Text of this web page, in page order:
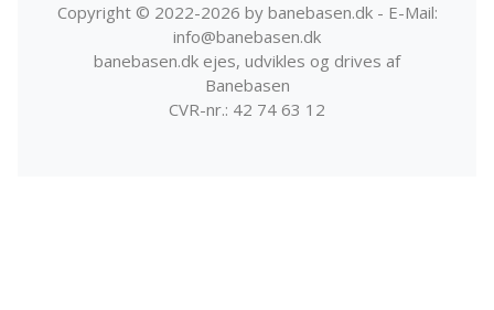
Copyright © 2022-2026 by banebasen.dk - E-Mail:
info@banebasen.dk
banebasen.dk ejes, udvikles og drives af
Banebasen
CVR-nr.: 42 74 63 12